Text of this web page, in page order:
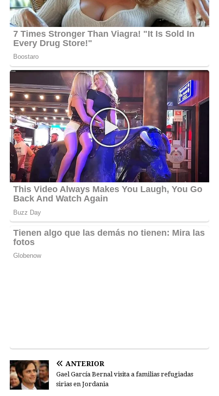
ANTERIOR
Gael García Bernal visita a familias refugiadas
sirias en Jordania